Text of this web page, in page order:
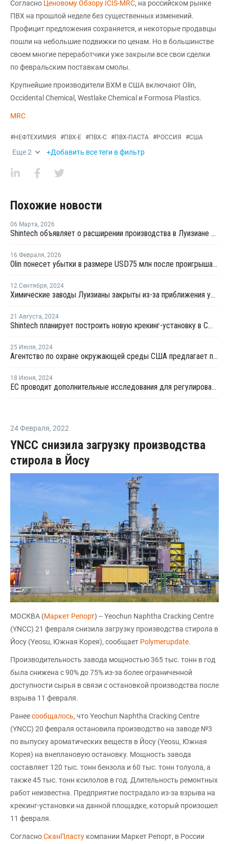
Согласно Ценовому Обзору ICIS-MRC, на российском рынке
ПВХ на прошлой неделе без существенных изменений.
Профицит предложения сохраняется, и некоторые продавцы
пошли на небольшие подвижки по ценам. Но в большинстве
своем многие переработчики уже закрыли все свои сделки
по февральским поставкам смолы.
Крупнейшие производители ВХМ в США включают Olin,
Occidental Chemical, Westlake Chemical и Formosa Plastics.
MRC
#НЕФТЕХИМИЯ #ПВХ-Е #ПВХ-С #ПВХ-ПАСТА #РОССИЯ #США
Еще2 +Добавить все теги в фильтр
Похожие новости
06 Марта, 2026
Shintech объявляет о расширении производства в Луизиане на USD3,4 млрд
16 Февраля, 2026
Olin понесет убытки в размере USD75 млн после проигрыша в судебном процессе против Shintech
12 Сентября, 2024
Химические заводы Луизианы закрыты из-за приближения урагана "Франсин"
21 Августа, 2024
Shintech планирует построить новую крекинг-установку в США
25 Июля, 2024
Агентство по охране окружающей среды США предлагает пять химических веществ для оценки риска
18 Июня, 2024
ЕС проводит дополнительные исследования для регулирования применения опасных химвеществ
24 Февраля, 2022
YNCC снизила загрузку производства
стирола в Йосу
МОСКВА (Маркет Репорт) -- Yeochun Naphtha Cracking Centre
(YNCC) 21 февраля снизила загрузку производства стирола в
Йосу (Yeosu, Южная Корея), сообщает Polymerupdate.
Производительность завода мощностью 365 тыс. тонн в год
была снижена с 90% до 75% из-за более ограниченной
доступности сырья в связи с остановкой производства после
взрыва 11 февраля.
Ранеесообщалось, что Yeochun Naphtha Cracking Centre
(YNCC) 20 февраля остановила производство на заводе №3
по выпуску ароматических веществ в Йосу (Yeosu, Южная
Корея) на внеплановую остановку. Мощность завода
составляет 120 тыс. тонн бензола и 60 тыс. тонн толуола, а
также 45 тыс. тонн ксилолов в год. Длительность ремонтных
работ неизвестна. Предприятие пострадало из-за взрыва на
крекинг-установки на данной площадке, который произошел
11 февраля.
СогласноСканПласту компании Маркет Репорт, в России